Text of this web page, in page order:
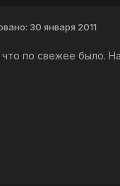
30 января 2011
по свежее было.